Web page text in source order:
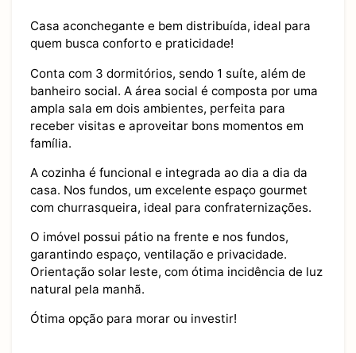
Casa aconchegante e bem distribuída, ideal para
quem busca conforto e praticidade!
Conta com 3 dormitórios, sendo 1 suíte, além de
banheiro social. A área social é composta por uma
ampla sala em dois ambientes, perfeita para
receber visitas e aproveitar bons momentos em
família.
A cozinha é funcional e integrada ao dia a dia da
casa. Nos fundos, um excelente espaço gourmet
com churrasqueira, ideal para confraternizações.
O imóvel possui pátio na frente e nos fundos,
garantindo espaço, ventilação e privacidade.
Orientação solar leste, com ótima incidência de luz
natural pela manhã.
Ótima opção para morar ou investir!